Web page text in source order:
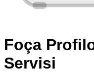
Foça
Servisi